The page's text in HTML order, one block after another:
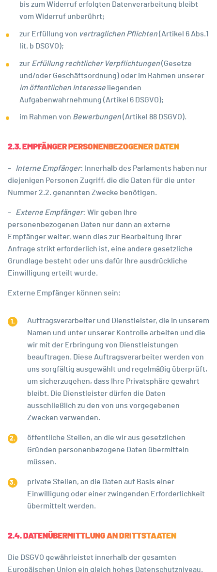
bis zum Widerruf erfolgten Datenverarbeitung bleibt
vom Widerruf unberührt;
zur Erfüllung von vertraglichen Pflichten(Artikel 6 Abs.1
lit. b DSGVO);
zur Erfüllung rechtlicher Verpflichtungen(Gesetze
und/oder Geschäftsordnung) oder im Rahmen unserer
im öffentlichen Interesse liegenden
Aufgabenwahrnehmung (Artikel 6 DSGVO);
im Rahmen von Bewerbungen(Artikel 88 DSGVO).
2.3. EMPFÄNGER PERSONENBEZOGENER DATEN
– Interne Empfänger: Innerhalb des Parlaments haben nur
diejenigen Personen Zugriff, die die Daten für die unter
Nummer 2.2. genannten Zwecke benötigen.
– Externe Empfänger: Wir geben Ihre
personenbezogenen Daten nur dann an externe
Empfänger weiter, wenn dies zur Bearbeitung Ihrer
Anfrage strikt erforderlich ist, eine andere gesetzliche
Grundlage besteht oder uns dafür Ihre ausdrückliche
Einwilligung erteilt wurde.
Externe Empfänger können sein:
Auftragsverarbeiter und Dienstleister, die in unserem
Namen und unter unserer Kontrolle arbeiten und die
wir mit der Erbringung von Dienstleistungen
beauftragen. Diese Auftragsverarbeiter werden von
uns sorgfältig ausgewählt und regelmäßig überprüft,
um sicherzugehen, dass Ihre Privatsphäre gewahrt
bleibt. Die Dienstleister dürfen die Daten
ausschließlich zu den von uns vorgegebenen
Zwecken verwenden.
öffentliche Stellen, an die wir aus gesetzlichen
Gründen personenbezogene Daten übermitteln
müssen.
private Stellen, an die Daten auf Basis einer
Einwilligung oder einer zwingenden Erforderlichkeit
übermittelt werden.
2.4. DATENÜBERMITTLUNG AN DRITTSTAATEN
Die DSGVO gewährleistet innerhalb der gesamten
Europäischen Union ein gleich hohes Datenschutzniveau.